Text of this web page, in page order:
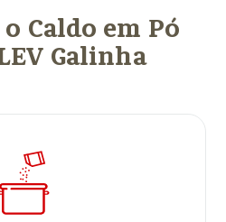
Caldo em Pó
Galinha